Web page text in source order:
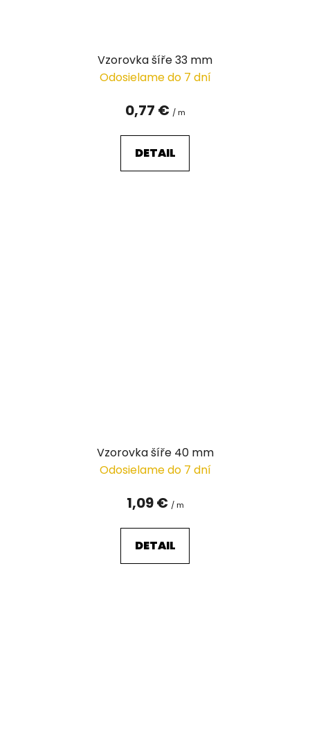
Vzorovka šíře 33 mm
Odosielame do 7 dní
0,77 € / m
DETAIL
Vzorovka šíře 40 mm
Odosielame do 7 dní
1,09 € / m
DETAIL